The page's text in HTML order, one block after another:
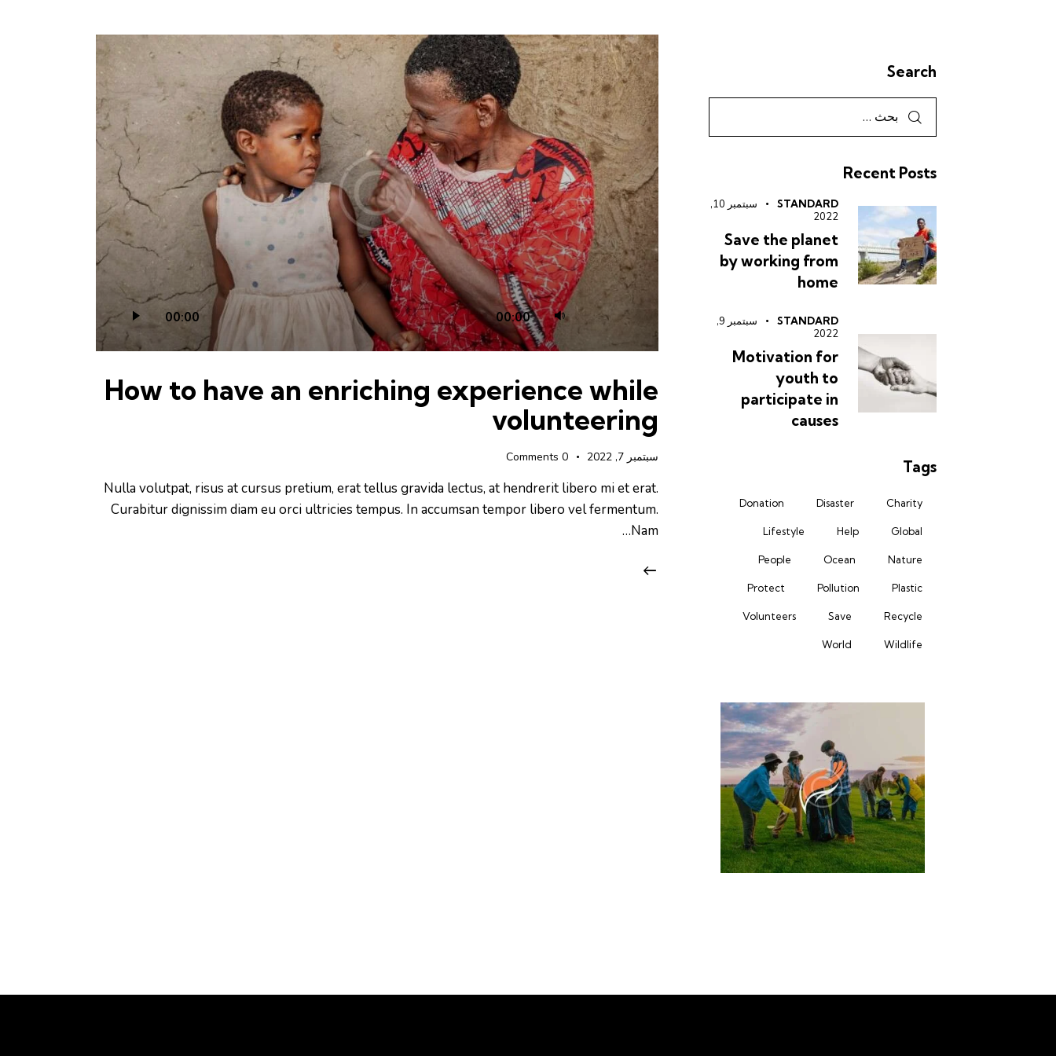
الصوت
00:00 00:00
استخدم
الأسهم
أسفل
لزيادة
خفض
مستوى
How to have an enriching experience while
volunteering
سبتمبر 7, 2022 0
Comments
Nulla volutpat, risus at cursus pretium, erat tellus gravida lectus, at hendrerit libero mi et erat.
Curabitur dignissim diam eu orci ultricies tempus. In accumsan tempor libero vel fermentum.
Nam…
Search
Recent Posts
STANDARD
سبتمبر 10,
2022
Save the planet
by working from
home
STANDARD
سبتمبر 9,
2022
Motivation for
youth to
participate in
causes
Tags
Charity
Disaster
Donation
Global
Help
Lifestyle
Nature
Ocean
People
Plastic
Pollution
Protect
Recycle
Save
Volunteers
Wildlife
World